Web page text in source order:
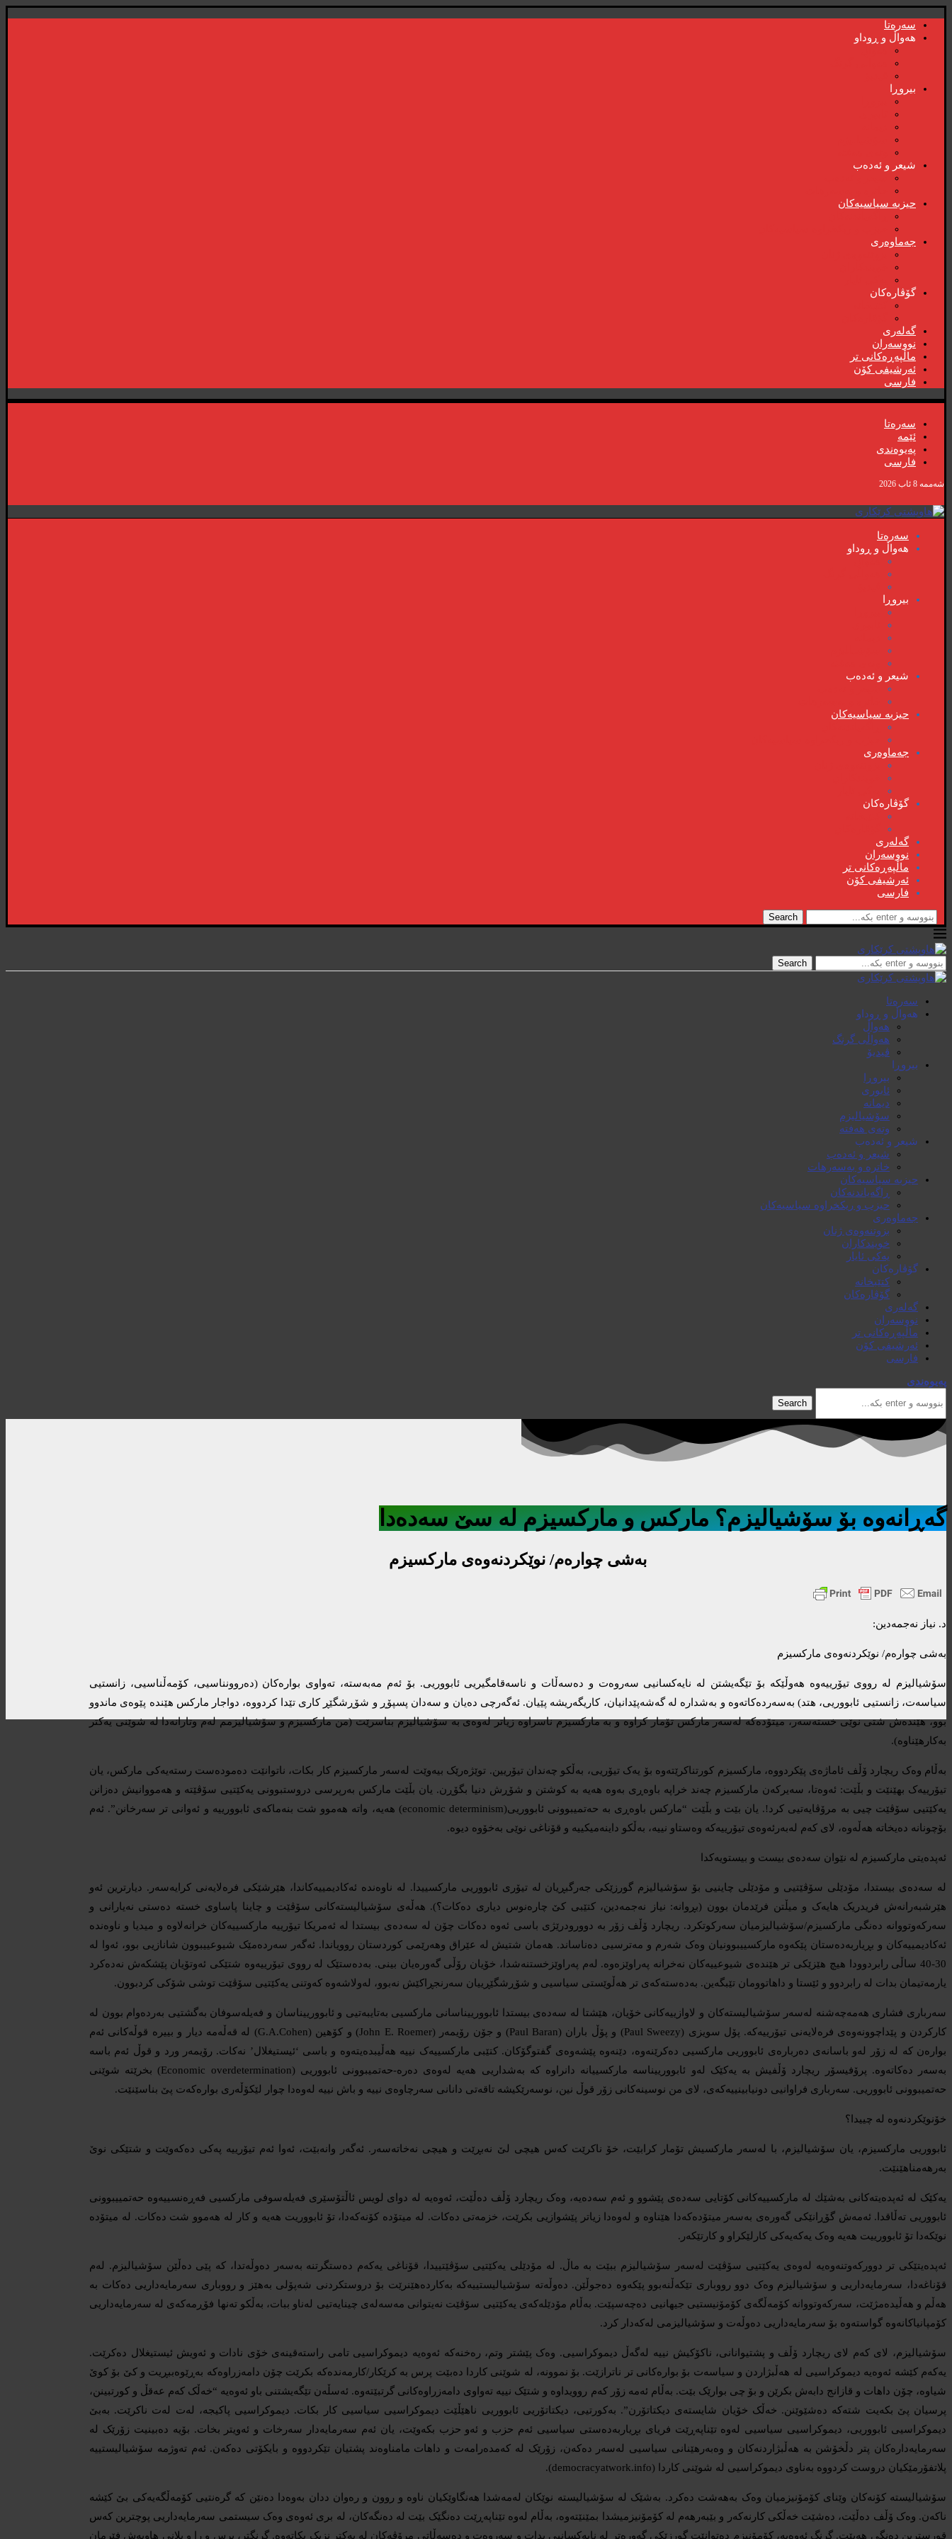
سەرەتا
هەواڵ و ڕوداو
بیروڕا
شیعر و ئەدەب
حیزبە سیاسیەکان
جەماوەری
گۆڤارەکان
گەلەری
نووسەران
ماڵپەڕەکانی تر
ئەرشیفی کۆن
فارسی
سەرەتا
ئێمە
پەیوەندی
فارسی
شەممە 8 ئاب 2026
سەرەتا
هەواڵ و ڕوداو
بیروڕا
شیعر و ئەدەب
حیزبە سیاسیەکان
جەماوەری
گۆڤارەکان
گەلەری
نووسەران
ماڵپەڕەکانی تر
ئەرشیفی کۆن
فارسی
Search
Search
سەرەتا
هەواڵ و ڕوداو
هەواڵ
هەواڵی گرنگ
ڤیدیۆ
بیروڕا
بیروڕا
ئابوری
دیمانە
سۆشیالیزم
وتەی هەفتە
شیعر و ئەدەب
شیعر و ئەدەب
خاترە و بەسەرهات
حیزبە سیاسیەکان
ڕاگەیاندنەکان
حیزب و ریکخراوە سیاسیەکان
جەماوەری
بزوتنەوەی ژنان
خویند‌کاران
یەکی ئایار
گۆڤارەکان
کتێبخانە
گۆڤارەکان
گەلەری
نووسەران
ماڵپەڕەکانی تر
ئەرشیفی کۆن
فارسی
پەیوەندی
Search
گەڕانەوە بۆ سۆشیالیزم؟ مارکس و مارکسیزم لە سێ سەدەدا
بەشی چوارەم/ نوێکردنەوەی مارکسیزم
د. نیاز نەجمەدین:
بەشی چوارەم/ نوێکردنەوەی مارکسیزم
سۆشیالیزم لە رووی تیۆرییەوە هەوڵێکە بۆ تێگەیشتن لە نایەکسانیی سەروەت و دەسەڵات و ناسەقامگیریی ئابووریی. بۆ ئەم مەبەستە، تەواوی بوارەکان (دەروونناسیی، کۆمەڵناسیی، زانستیی
سیاسەت، زانستیی ئابووریی، هتد) بەسەردەکاتەوە و بەشدارە لە گەشەپێدانیان، کاریگەریشە پێیان. ئەگەرچی دەیان و سەدان پسپۆڕ و شۆڕشگێڕ کاری تێدا کردووە، دواجار مارکس هێندە پێوەی ماندوو
بوو، هێندەش شتی نوێی خستەسەر، میتۆدەکە لەسەر مارکس تۆمار کراوە و بە مارکسیزم ناسراوە زیاتر لەوەی بە سۆشیالیزم بناسرێت (من مارکسیزم و سۆشیالیزمم لەم وتارانەدا لە شوێنی یەکتر
بەکارهێناوە).
بەڵام وەک ریچارد ۆڵف ئاماژەی پێکردووە، مارکسیزم کورتناکرێتەوە بۆ یەک تیۆریی، بەڵکو چەندان تیۆریین. توێژەرێک بیەوێت لەسەر مارکسیزم کار بکات، ناتوانێت دەمودەست رستەیەکی مارکس، یان
تیۆرییەک بهێنێت و بڵێت: ئەوەتا، سەیرکەن مارکسیزم چەند خراپە باوەڕی بەوە هەیە بە کوشتن و شۆڕش دنیا بگۆڕن. یان بڵێت مارکس بەرپرسی دروستبوونی یەکێتیی سۆڤێتە و هەمووانیش دەزانن
یەکێتیی سۆڤێت چیی بە مرۆڤایەتیی کرد!. یان بێت و بڵێت “مارکس باوەڕی بە حەتمیبوونی ئابووریی(economic determinism) هەیە، واتە هەموو شت بنەماکەی ئابوورییە و ئەوانی تر سەرخانن”. ئەم
بۆچونانە دەیخاتە هەڵەوە، لای کەم لەبەرئەوەی تیۆرییەکە وەستاو نییە، بەڵکو داینەمیکییە و قۆناغی نوێی بەخۆوە دیوە.
ئەپدەیتی مارکسیزم لە نێوان سەدەی بیست و بیستویەکدا
لە سەدەی بیستدا، مۆدێلی سۆڤێتیی و مۆدێلی چاینیی بۆ سۆشیالیزم گورزێکی جەرگبڕیان لە تیۆری ئابووریی مارکسییدا. لە ناوەندە ئەکادیمییەکاندا، هێرشێکی فرەلایەنی کرایەسەر. دیارترین ئەو
هێرشبەرانەش فریدریک هایەک و میڵتن فرێدمان بوون (بڕوانە: نیاز نەجمەدین، کتێبی کێ چارەنوس دیاری دەکات؟). هەڵەی سۆشیالیستەکانی سۆڤێت و چاینا پاساوی خستە دەستی نەیارانی و
سەرکەوتووانە دەنگی مارکسیزم/سۆشیالیزمیان سەرکوتکرد. ریچارد ۆڵف زۆر بە دوورودرێژی باسی ئەوە دەکات چۆن لە سەدەی بیستدا لە ئەمریکا تیۆرییە مارکسییەکان خرانەلاوە و میدیا و ناوەندە
ئەکادیمییەکان و بڕیاربەدەستان پێکەوە مارکسییبوونیان وەک شەرم و مەترسیی دەناساند. هەمان شتیش لە عێراق وهەرێمی کوردستان روویاندا. ئەگەر سەردەمێک شیوعییبوون شانازیی بوو، ئەوا لە
30-40 ساڵی رابردوودا هیچ هێزێکی تر هێندەی شیوعییەکان نەخرانە پەراوێزەوە. لەم پەراوێزخستنەشدا، خۆیان رۆڵی گەورەیان بینی. بەدەستێک لە رووی تیۆرییەوە شتێکی ئەوتۆیان پێشکەش نەدەکرد
یارمەتیمان بدات لە رابردوو و ئێستا و داهاتوومان تێبگەین. بەدەستەکەی تر هەڵوێستی سیاسیی و شۆڕشگێڕییان سەرنجڕاکێش نەبوو، لەولاشەوە کەوتنی یەکێتیی سۆڤێت توشی شۆکی کردبوون.
سەرباری فشاری هەمەچەشنە لەسەر سۆشیالیستەکان و لاوازییەکانی خۆیان، هێشتا لە سەدەی بیستدا ئابوورییناسانی مارکسیی بەتایبەتیی و ئابوورییناسان و فەیلەسوفان بەگشتیی بەردەوام بوون لە
کارکردن و پێداچوونەوەی فرەلایەنی تیۆرییەکە. پۆل سویزی (Paul Sweezy) و پۆڵ باران (Paul Baran) و جۆن رۆیمەر (John E. Roemer) و کۆهین (G.A.Cohen) لە قەڵەمە دیار و بییرە قوڵەکانی ئەم
بوارەن کە لە زۆر لەو باسانەی دەربارەی ئابووریی مارکسیی دەکرێنەوە، دێنەوە پێشەوەی گفتوگۆکان. کتێبی مارکسییەک نییە هەڵیبدەیتەوە و باسی ‘ئیستیغلال’ نەکات. رۆیمەر ورد و قوڵ ئەم باسە
بەسەر دەکاتەوە. پرۆفیسۆر ریچارد ۆڵفیش بە یەکێک لەو ئابوورییناسە مارکسییانە دانراوە کە بەشداریی هەیە لەوەی دەرە-حەتمیبوونی ئابووریی (Economic overdetermination) بخرێتە شوێنی
حەتمیبوونی ئابووریی. سەرباری فراوانیی دونیابینییەکەی، لای من نوسینەکانی زۆر قوڵ نین، نوسەرێکیشە تاقەتی دانانی سەرچاوەی نییە و باش نییە لەوەدا چوار لێکۆڵەری بوارەکەت پێ بناسێنێت.
خۆنوێکردنەوە لە چییدا؟
ئابووریی مارکسیزم، یان سۆشیالیزم، با لەسەر مارکسیش تۆمار کرابێت، خۆ ناکرێت کەس هیچی لێ نەبڕێت و هیچی نەخاتەسەر. ئەگەر وانەبێت، ئەوا ئەم تیۆرییە پەکی دەکەوێت و شتێکی نوێ
بەرهەمناهێنێت.
یەکێک لە ئەپدەیتەکانی بەشێك لە مارکسییەکانی کۆتایی سەدەی پێشوو و ئەم سەدەیە، وەک ریچارد ۆڵف دەڵێت، ئەوەیە لە دوای لویس ئاڵتۆسێری فەیلەسوفی مارکسیی فەڕەنسییەوە حەتمییبوونی
ئابووریی تەڵاقدا. ئەمەش گۆڕانێکی گەورەی بەسەر میتۆدەکەدا هێناوە و لەوەدا زیاتر پێشوازیی بکرێت، خزمەتی دەکات. لە میتۆدە کۆنەکەدا، تۆ ئابووریت هەیە و کار لە هەموو شت دەکات. لە میتۆدە
نوێکەدا تۆ ئابوورییت هەیە وەک یەکەیەکی کارلێکراو و کارتێکەر.
ئەپدەیتێکی تر دوورکەوتنەوەیە لەوەی یەکێتیی سۆڤێت لەسەر سۆشیالیزم ببێت بە ماڵ. لە مۆدێلی یەکێتیی سۆڤێتییدا، قۆناغی یەکەم دەستگرتنە بەسەر دەوڵەتدا، کە پێی دەڵێن سۆشیالیزم. لەم
قۆناغەدا، سەرمایەداریی و سۆشیالیزم وەک دوو رووباری تێکەڵنەبوو پێکەوە دەجوڵێن. دەوڵەتە سۆشیالیستییەکە بەکاردەهێنرێت بۆ دروستکردنی شەپۆلی بەهێز و رووباری سەرمایەداریی دەکات بە
هەڵم و هەڵیدەمژێت، سەرکەوتووانە کۆمەڵگەی کۆمۆنیستیی جیهانیی دەچەسپێت. بەڵام مۆدێلەکەی یەکێتیی سۆڤێت نەیتوانی مەسەلەی چینایەتیی لەناو ببات، بەڵکو تەنها فۆڕمەکەی لە سەرمایەداریی
کۆمپانیاکانەوە گواستەوە بۆ سەرمایەداریی دەوڵەت و سۆشیالیزمی لەکەدار کرد.
سۆشیالیزم، لای کەم لای ریچارد ۆڵف و پشتیوانانی، ناکۆکیش نییە لەگەڵ دیموکراسیی. وەک پێشتر وتم، رەخنەکە ئەوەیە دیموکراسیی تامی راستەقینەی خۆی نادات و ئەویش ئیستیغلال دەکرێت.
یەکەم کێشە ئەوەیە دیموکراسیی لە هەڵبژاردن و سیاسەت بۆ بوارەکانی تر ناترازێت. بۆ نموونە، لە شوێنی کاردا دەبێت پرس بە کرێکار/کارمەندەکە بکرێت چۆن دامەزراوەکە بەڕێوەببڕیت و کێ بۆ کوێ
شیاوە، چۆن داهات و قازانج دابەش بکرێن و بۆ چی بوارێک بێت. بەڵام ئەمە زۆر کەم روویداوە و شتێک نییە تەواوی دامەزراوەکانی گرتبێتەوە. ئەسڵەن تێگەیشتنی باو ئەوەیە “خەڵک کەم عەقڵ و کورتبینن،
پرسیان پێ بکەیت شتەکە دەشێوێنن. خەڵک خۆیان شایستەی دیکتاتۆرن”. بەکورتیی، دیکتاتۆریی ئابووریی ناهێڵێت دیموکراسیی سیاسیی کار بکات. دیموکراسیی پاکیجە، لەت لەت ناکرێت. بەبێ
دیموکراسیی ئابووریی، دیموکراسیی سیاسیی لەوە تێناپەڕێت فریای بڕیاربەدەستی سیاسیی ئەم حزب و ئەو حزب بکەوێت، یان ئەم سەرمایەدار سەرخات و ئەویتر بخات. بۆیە دەبینیت زۆرێک لە
سەرمایەدارەکان پتر دڵخۆشن بە هەڵبژاردنەکان و وەبەرهێنانی سیاسیی لەسەر دەکەن، زۆرێک لە کەمدەرامەت و داهات مامناوەند پشتیان تێکردووە و بایکۆتی دەکەن. ئەم تەوژمە سۆشیالیستییە
پلاتفۆرمێکیان دروست کردووە بەناوی دیموکراسیی لە شوێنی کاردا (democracyatwork.info).
سۆشیالیستە کۆنەکان وێنای کۆمۆنیزمیان وەک بەهەشت دەکرد. بەشێک لە سۆشیالیستە نوێکان لەمەشدا هەنگاوێکیان ناوە و روون و رەوان ددان بەوەدا دەنێن کە گرەنتیی کۆمەڵگەیەکی بێ کێشە
ناکەن. وەک ۆڵف دەڵێت، دەشێت خەڵكی کارنەکەر و بێبەرهەم لە کۆمۆنیزمیشدا بمێنێتەوە، بەڵام لەوە تێناپەڕێت دەنگێک بێت لە دەنگەکان، لە بری ئەوەی وەک سیستمی سەرمایەداریی پوچترین کەس
قورسترین دەنگی هەبێت. گرنگ ئەوەیە، کۆمۆنیزم دەتوانێت گورزێکی گەورەتر لە نایەکسانیی بدات و سەروەت و دەسەڵاتی مرۆڤەکان لە یەکتر نزیک بکاتەوە. گرنگتر، پرس و را و پلانی هاوبەش فێرمان